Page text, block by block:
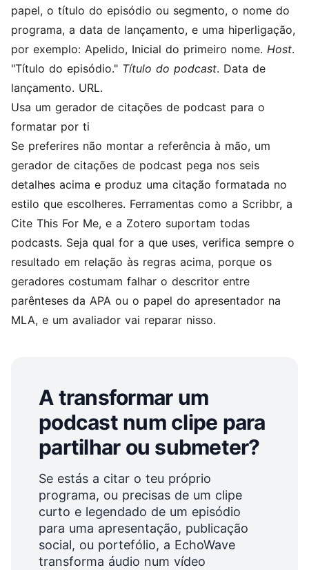
papel, o título do episódio ou segmento, o nome do
programa, a data de lançamento, e uma hiperligação,
por exemplo: Apelido, Inicial do primeiro nome. Host.
"Título do episódio." Título do podcast. Data de
lançamento. URL.
Usa um gerador de citações de podcast para o
formatar por ti
Se preferires não montar a referência à mão, um
gerador de citações de podcast pega nos seis
detalhes acima e produz uma citação formatada no
estilo que escolheres. Ferramentas como a Scribbr, a
Cite This For Me, e a Zotero suportam todas
podcasts. Seja qual for a que uses, verifica sempre o
resultado em relação às regras acima, porque os
geradores costumam falhar o descritor entre
parênteses da APA ou o papel do apresentador na
MLA, e um avaliador vai reparar nisso.
A transformar um
podcast num clipe para
partilhar ou submeter?
Se estás a citar o teu próprio
programa, ou precisas de um clipe
curto e legendado de um episódio
para uma apresentação, publicação
social, ou portefólio, a EchoWave
transforma áudio num vídeo